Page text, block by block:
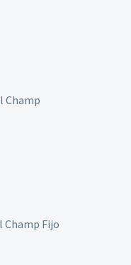
Champ
Champ Fijo